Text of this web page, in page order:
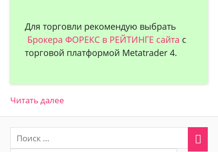
Для торговли рекомендую выбрать
Брокера ФОРЕКC в РЕЙТИНГЕ сайта с
торговой платформой Metatrader 4.
Читать далее